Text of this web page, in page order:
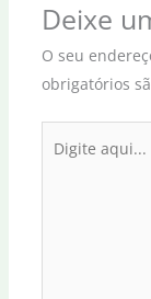
Deixe
O seu
obrigatórios
aqui...